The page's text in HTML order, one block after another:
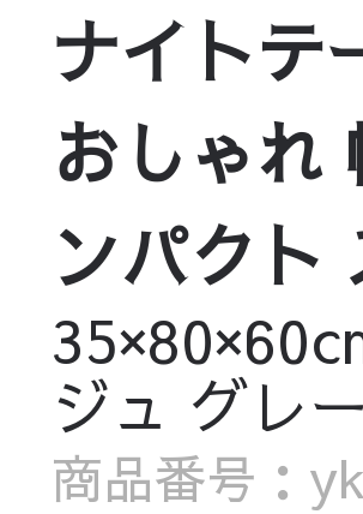
ナイトテ
おしゃれ
ンパクト
ジュ グレ
商品番号：